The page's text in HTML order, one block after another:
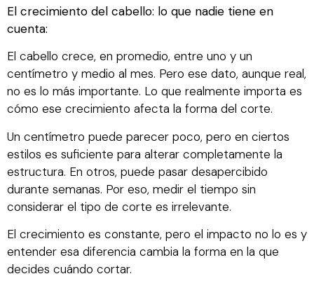
El crecimiento del cabello: lo que nadie tiene en
cuenta:
El cabello crece, en promedio, entre uno y un
centímetro y medio al mes. Pero ese dato, aunque real,
no es lo más importante. Lo que realmente importa es
cómo ese crecimiento afecta la forma del corte.
Un centímetro puede parecer poco, pero en ciertos
estilos es suficiente para alterar completamente la
estructura. En otros, puede pasar desapercibido
durante semanas. Por eso, medir el tiempo sin
considerar el tipo de corte es irrelevante.
El crecimiento es constante, pero el impacto no lo es y
entender esa diferencia cambia la forma en la que
decides cuándo cortar.